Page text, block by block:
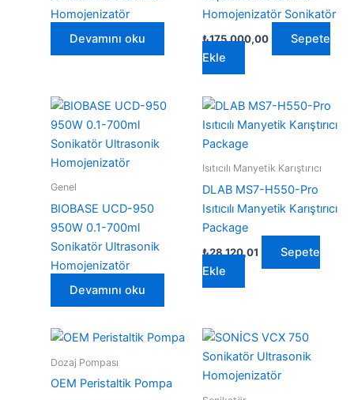
Homojenizatör
Devamını oku
Homojenizatör Sonikatör
₺175.000,00
Sepete
Ekle
Genel
BIOBASE UCD-950
950W 0.1-700ml
Sonikatör Ultrasonik
Homojenizatör
Devamını oku
Isıtıcılı Manyetik Karıştırıcı
DLAB MS7-H550-Pro
Isıtıcılı Manyetik Karıştırıcı
Package
₺28.120,01
Sepete
Ekle
Dozaj Pompası
OEM Peristaltik Pompa